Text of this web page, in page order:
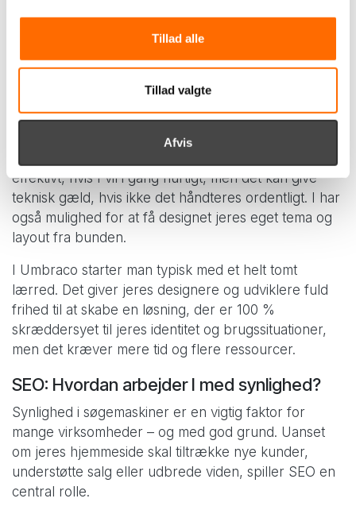
Tillad alle
Tillad valgte
Afvis
Både WordPress og Umbraco giver mulighed for at
bygge en løsning helt fra bunden, men vejen dertil
er forskellig, og det kan have stor betydning for
Med WordPress er det nemt at komme i gang med et
effektivt, hvis I vil i gang hurtigt, men det kan give
teknisk gæld, hvis ikke det håndteres ordentligt. I har
også mulighed for at få designet jeres eget tema og
layout fra bunden.
I Umbraco starter man typisk med et helt tomt
lærred. Det giver jeres designere og udviklere fuld
frihed til at skabe en løsning, der er 100 %
skræddersyet til jeres identitet og brugssituationer,
men det kræver mere tid og flere ressourcer.
SEO: Hvordan arbejder I med synlighed?
Synlighed i søgemaskiner er en vigtig faktor for
mange virksomheder – og med god grund. Uanset
om jeres hjemmeside skal tiltrække nye kunder,
understøtte salg eller udbrede viden, spiller SEO en
central rolle.